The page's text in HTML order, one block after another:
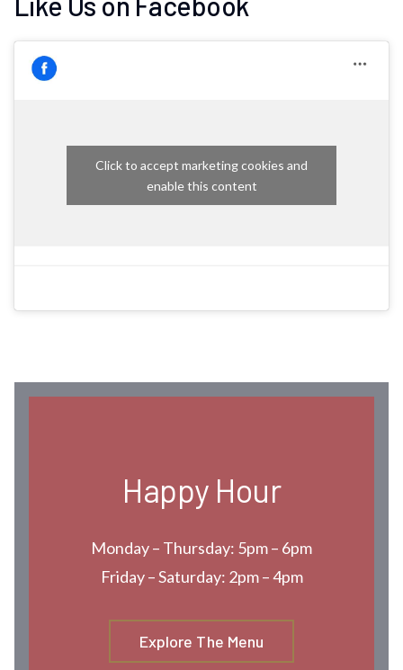
Click to accept marketing cookies and
enable this content
Happy Hour
Monday – Thursday: 5pm – 6pm
Friday – Saturday: 2pm – 4pm
Explore The Menu